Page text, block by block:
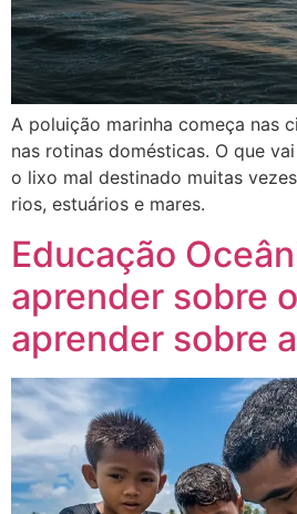
A poluição marinha começa nas
nas rotinas domésticas. O que
o lixo mal destinado muitas
rios, estuários e mares.
Educação
aprender sobre
aprender sobre